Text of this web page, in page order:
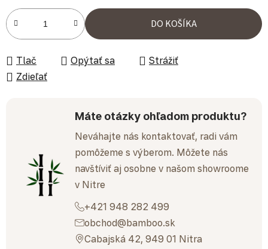
Jednotková cena:
DO KOŠÍKA
Tlač Opýtať sa
Strážiť
Zdieľať
Máte otázky ohľadom produktu?
Neváhajte nás kontaktovať, radi vám
pomôžeme s výberom. Môžete nás
navštíviť aj osobne v našom showroome
v Nitre
+421 948 282 499
obchod@bamboo.sk
Cabajská 42, 949 01 Nitra